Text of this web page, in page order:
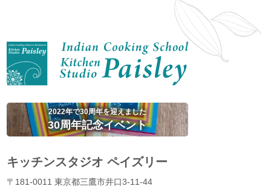
2022年で30周年を迎えました
30周年記念イベント
キッチンスタジオ ペイズリー
〒181-0011 東京都三鷹市井口3-11-44